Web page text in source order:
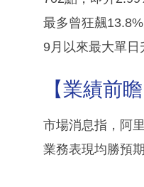
最多曾狂飆
9月以來最大單日
【業績前
市場消息指，阿
業務表現均勝預